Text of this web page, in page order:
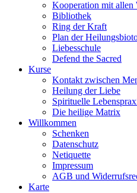
Kooperation mit allen
Bibliothek
Ring der Kraft
Plan der
Liebesschule
Defend the Sacred
Kurse
Kontakt zwischen
Heilung der Liebe
Spirituelle
Die heilige Matrix
Willkommen
Schenken
Datenschutz
Netiquette
Impressum
AGB und
Karte